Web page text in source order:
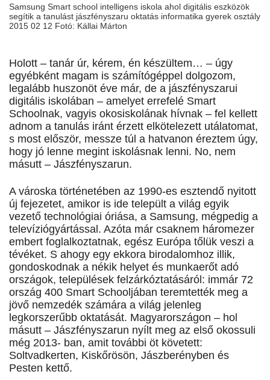
Samsung Smart school intelligens iskola ahol digitális eszközök
segítik a tanulást jászfényszaru oktatás informatika gyerek osztály
2015 02 12 Fotó: Kállai Márton
Holott – tanár úr, kérem, én készültem… – úgy
egyébként magam is számítógéppel dolgozom,
legalább huszonöt éve már, de a jászfényszarui
digitális iskolában – amelyet errefelé Smart
Schoolnak, vagyis okosiskolának hívnak – fel kellett
adnom a tanulás iránt érzett elkötelezett utálatomat,
s most először, messze túl a hatvanon éreztem úgy,
hogy jó lenne megint iskolásnak lenni. No, nem
másutt – Jászfényszarun.
A városka történetében az 1990-es esztendő nyitott
új fejezetet, amikor is ide települt a világ egyik
vezető technológiai óriása, a Samsung, mégpedig a
televíziógyártással. Azóta már csaknem háromezer
embert foglalkoztatnak, egész Európa tőlük veszi a
tévéket. S ahogy egy ekkora birodalomhoz illik,
gondoskodnak a nékik helyet és munkaerőt adó
országok, települések felzárkóztatásáról: immár 72
ország 400 Smart Schooljában teremtették meg a
jövő nemzedék számára a világ jelenleg
legkorszerűbb oktatását. Magyarországon – hol
másutt – Jászfényszarun nyílt meg az első okossuli
még 2013- ban, amit további öt követett:
Soltvadkerten, Kiskőrösön, Jászberényben és
Pesten kettő.